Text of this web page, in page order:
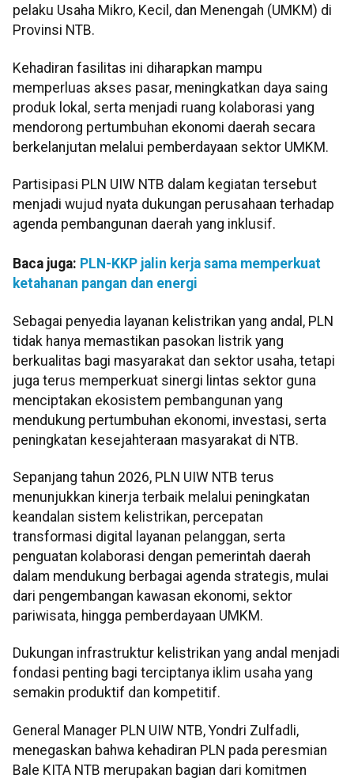
pelaku Usaha Mikro, Kecil, dan Menengah (UMKM) di
Provinsi NTB.
Kehadiran fasilitas ini diharapkan mampu
memperluas akses pasar, meningkatkan daya saing
produk lokal, serta menjadi ruang kolaborasi yang
mendorong pertumbuhan ekonomi daerah secara
berkelanjutan melalui pemberdayaan sektor UMKM.
Partisipasi PLN UIW NTB dalam kegiatan tersebut
menjadi wujud nyata dukungan perusahaan terhadap
agenda pembangunan daerah yang inklusif.
Baca juga: PLN-KKP jalin kerja sama memperkuat
ketahanan pangan dan energi
Sebagai penyedia layanan kelistrikan yang andal, PLN
tidak hanya memastikan pasokan listrik yang
berkualitas bagi masyarakat dan sektor usaha, tetapi
juga terus memperkuat sinergi lintas sektor guna
menciptakan ekosistem pembangunan yang
mendukung pertumbuhan ekonomi, investasi, serta
peningkatan kesejahteraan masyarakat di NTB.
Sepanjang tahun 2026, PLN UIW NTB terus
menunjukkan kinerja terbaik melalui peningkatan
keandalan sistem kelistrikan, percepatan
transformasi digital layanan pelanggan, serta
penguatan kolaborasi dengan pemerintah daerah
dalam mendukung berbagai agenda strategis, mulai
dari pengembangan kawasan ekonomi, sektor
pariwisata, hingga pemberdayaan UMKM.
Dukungan infrastruktur kelistrikan yang andal menjadi
fondasi penting bagi terciptanya iklim usaha yang
semakin produktif dan kompetitif.
General Manager PLN UIW NTB, Yondri Zulfadli,
menegaskan bahwa kehadiran PLN pada peresmian
Bale KITA NTB merupakan bagian dari komitmen